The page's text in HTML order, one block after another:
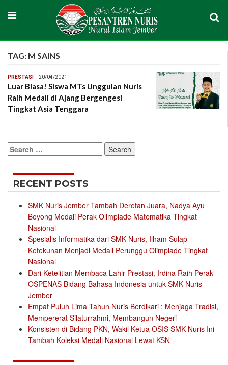
TAG: M SAINS
PRESTASI 20/04/2021
Luar Biasa! Siswa MTs Unggulan Nuris
Raih Medali di Ajang Bergengesi
Tingkat Asia Tenggara
Search
for:
RECENT POSTS
SMK Nuris Jember Tambah Deretan Juara, Nadya Ayu
Boyong Medali Perak Olimpiade Matematika Tingkat
Nasional
Spesialis Informatika dari SMK Nuris, Ilham Sulap
Ketekunan Menjadi Medali Perunggu Olimpiade Tingkat
Nasional
Dari Ketelitian Membaca Lahir Prestasi, Irdina Raih Perak
OSPENAS Bidang Bahasa Indonesia untuk SMK Nuris
Jember
Empat Puluh Lima Tahun Nuris Berdikari : Menjaga Tradisi,
Mempererat Silaturrahmi, Membangun Negeri
Konsisten di Bidang PKN, Wakil Ketua OSIS SMK Nuris Ini
Tambah Koleksi Medali Nasional Lewat KSN